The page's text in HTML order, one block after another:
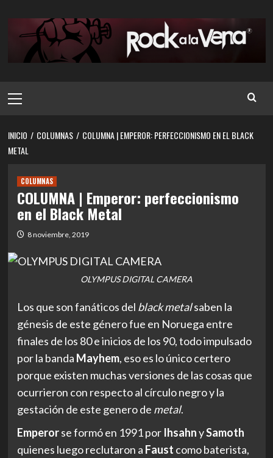
contenido
principal
INICIO COLUMNAS
COLUMNA | EMPEROR: PERFECCIONISMO EN EL BLACK
METAL
COLUMNAS
COLUMNA | Emperor: perfeccionismo
en el Black Metal
8 noviembre, 2019
OLYMPUS DIGITAL CAMERA
Los que son fanáticos del black metalsaben la
génesis de este género fue en Noruega entre
finales de los 80 e inicios de los 90, todo impulsado
por la banda Mayhem, eso es lo único certero
porque existen muchas versiones de las cosas que
ocurrieron con respecto al círculo negro y la
gestación de este genero de metal.
Emperorse formó en 1991 por IhsahnySamoth
quienes luego reclutaron a Faust como baterista,